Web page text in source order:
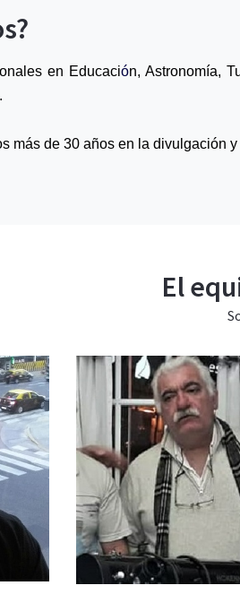
en Educación, Astronomía,
más de 30 años en la divulgación
El